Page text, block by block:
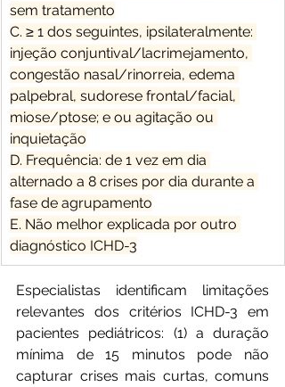
sem tratamento
C. ≥ 1 dos seguintes, ipsilateralmente:
injeção conjuntival/lacrimejamento,
congestão nasal/rinorreia, edema
palpebral, sudorese frontal/facial,
miose/ptose; e ou agitação ou
inquietação
D. Frequência: de 1 vez em dia
alternado a 8 crises por dia durante a
fase de agrupamento
E. Não melhor explicada por outro
diagnóstico ICHD-3
Especialistas identificam limitações
relevantes dos critérios ICHD-3 em
pacientes pediátricos: (1) a duração
mínima de 15 minutos pode não
capturar crises mais curtas, comuns